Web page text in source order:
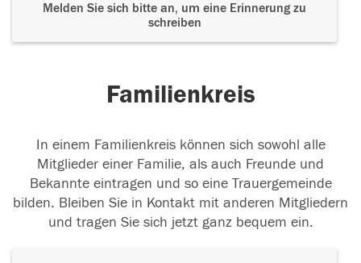
Melden Sie sich bitte an, um eine Erinnerung zu
schreiben
Familienkreis
In einem Familienkreis können sich sowohl alle
Mitglieder einer Familie, als auch Freunde und
Bekannte eintragen und so eine Trauergemeinde
bilden. Bleiben Sie in Kontakt mit anderen Mitgliedern
und tragen Sie sich jetzt ganz bequem ein.